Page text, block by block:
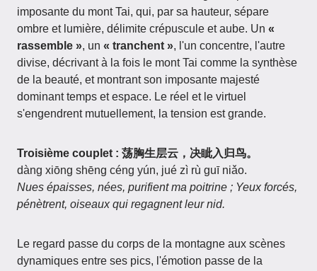
imposante du mont Tai, qui, par sa hauteur, sépare
ombre et lumière, délimite crépuscule et aube. Un «
rassemble », un « tranchent », l'un concentre, l'autre
divise, décrivant à la fois le mont Tai comme la synthèse
de la beauté, et montrant son imposante majesté
dominant temps et espace. Le réel et le virtuel
s'engendrent mutuellement, la tension est grande.
Troisième couplet : 荡胸生层云，决眦入归鸟。
dàng xiōng shēng céng yún, jué zì rù guī niǎo.
Nues épaisses, nées, purifient ma poitrine ; Yeux forcés,
pénètrent, oiseaux qui regagnent leur nid.
Le regard passe du corps de la montagne aux scènes
dynamiques entre ses pics, l'émotion passe de la